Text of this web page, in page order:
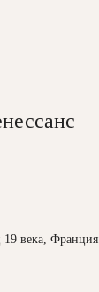
19 века, Франция